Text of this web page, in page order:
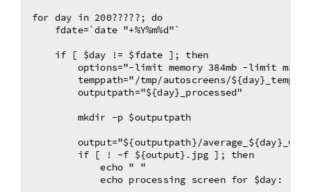
for day in 200?????; do
    fdate=`date "+%Y%m%d"`
    if [ $day != $fdate ]; then
options="-limit memory 384mb -limit map
        temppath="/tmp/autoscreens/${day}_temp"
        outputpath="${day}_processed"
        mkdir -p $outputpath
        output="${outputpath}/average_${day}_01"
        if [ ! -f ${output}.jpg ]; then
            echo " "
            echo processing screen for $day: